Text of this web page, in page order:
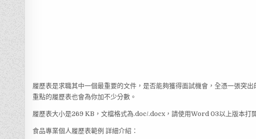
履歷表是求職其中一個最重要的文件，是否能夠獲得面試機會，全憑一張突
重點的履歷表也會為你加不少分數。
履歷表大小是269 KB，文檔格式為.doc/.docx，請使用Word 03以上版本打
食品專業個人履歷表範例 詳細介紹：